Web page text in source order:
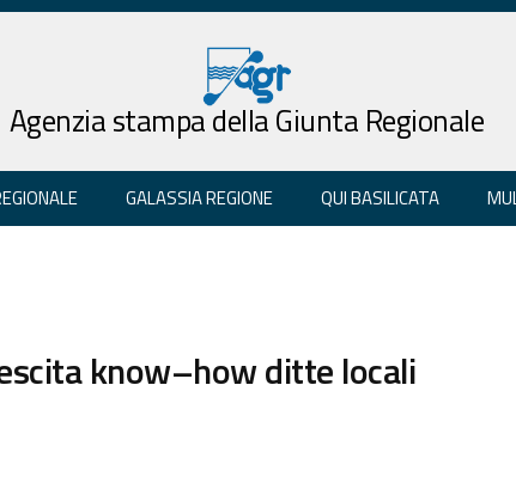
Agenzia stampa della Giunta Regionale
GALASSIA REGIONE QUI BASILICATA
know–how ditte locali